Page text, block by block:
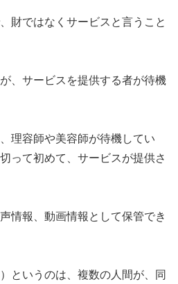
財ではなくサービスと言うこと
、サービスを提供する者が待機
理容師や美容師が待機してい
って初めて、サービスが提供さ
情報、動画情報として保管でき
というのは、複数の人間が、同